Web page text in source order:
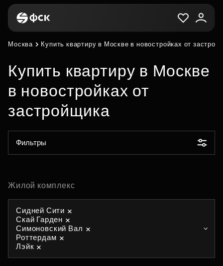
Москва Купить квартиру в Москве в новостройках от
Купить квартиру в Москве
в новостройках от
застройщика
Фильтры
Жилой комплекс
Сидней Сити
Скай Гарден
Симоновский Вал
Роттердам
Лэйк